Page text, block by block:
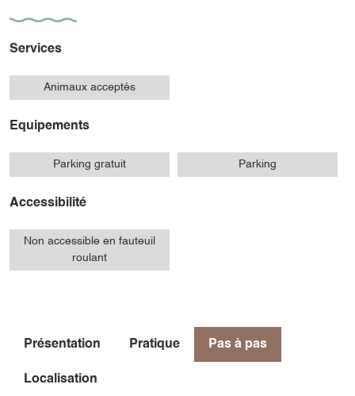
Services
Animaux acceptés
Equipements
Parking gratuit Parking
Accessibilité
Non accessible en fauteuil
roulant
Présentation Pratique Pas à pas
Localisation